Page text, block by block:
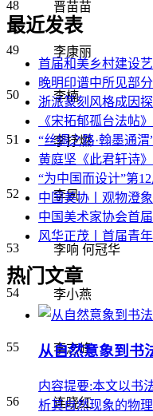
48 晋苗苗
49 李康丽
50 李楠
51 李抒燃
52 李夙
53 李响 何冠华
54 李小燕
55 李志峰
56 连晓红
最近发表
首届和美乡村建设
晚明印谱中所见部
浙派篆刻风格成因
《宋拓郁孤台法帖
“丝绸之路·翰墨通
黄庭坚《此君轩诗
“为中国而设计”第
中国美协丨观物澄
中国美术家协会首
风华正茂丨首届青
热门文章
从自然意象到书
内容提要:本文以书
析其自然现象的物